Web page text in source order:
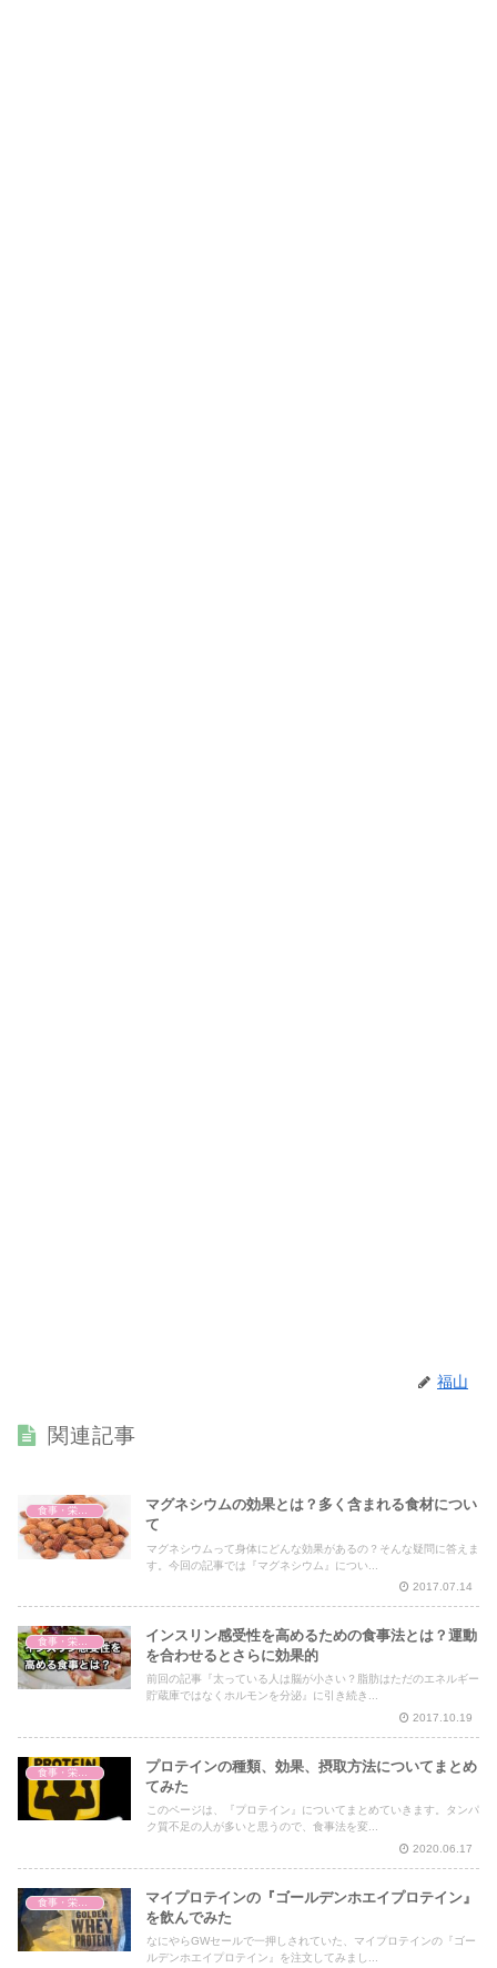
福山
関連記事
マグネシウムの効果とは？多く含まれる食材につい
て
マグネシウムって身体にどんな効果があるの？そんな疑問に答えま
す。今回の記事では『マグネシウム』につい...
2017.07.14
インスリン感受性を高めるための食事法とは？運動
を合わせるとさらに効果的
前回の記事『太っている人は脳が小さい？脂肪はただのエネルギー
貯蔵庫ではなくホルモンを分泌』に引き続き...
2017.10.19
プロテインの種類、効果、摂取方法についてまとめ
てみた
このページは、『プロテイン』についてまとめていきます。タンパ
ク質不足の人が多いと思うので、食事法を変...
2020.06.17
食事・栄養・サプリ
マイプロテインの『ゴールデンホエイプロテイン』
を飲んでみた
なにやらGWセールで一押しされていた、マイプロテインの『ゴー
ルデンホエイプロテイン』を注文してみまし...